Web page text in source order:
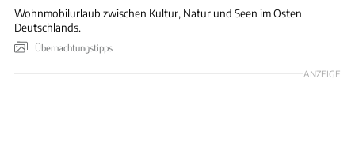
Wohnmobilurlaub zwischen Kultur, Natur und Seen im Osten
Deutschlands.
Übernachtungstipps
ANZEIGE